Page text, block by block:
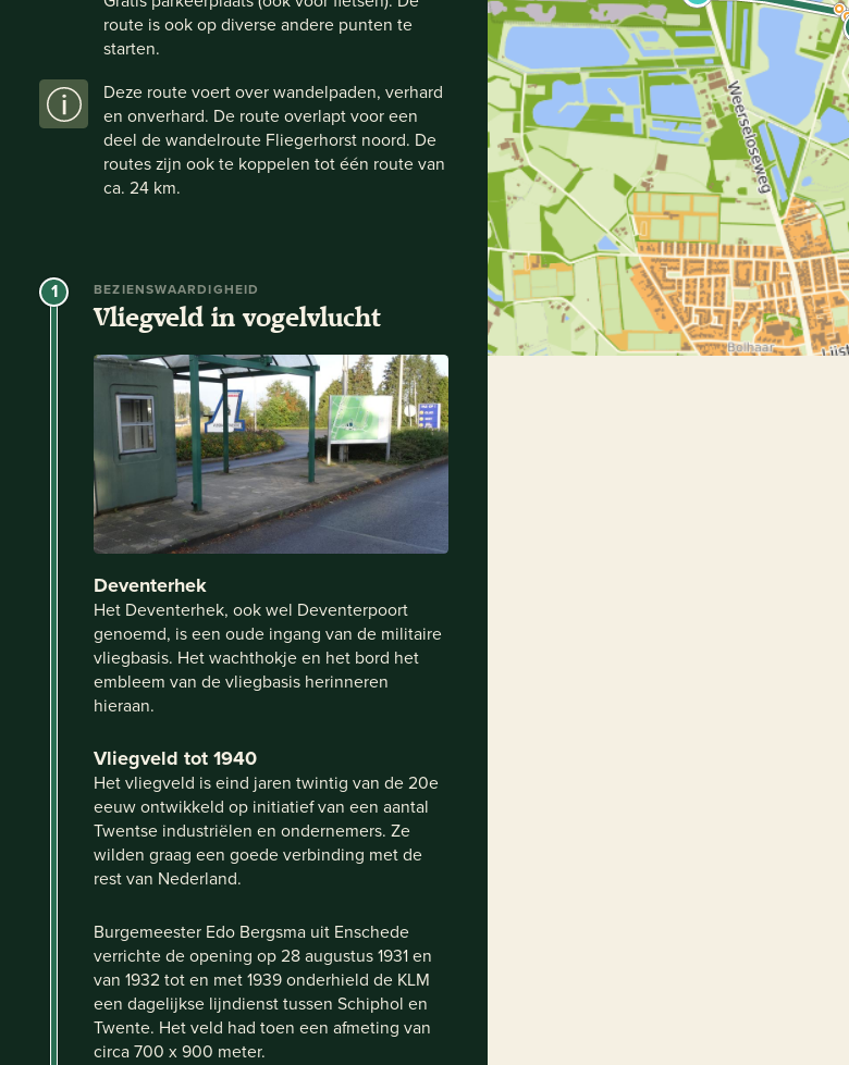
route is ook op diverse andere punten te
starten.
Deze route voert over wandelpaden, verhard
en onverhard. De route overlapt voor een
deel de wandelroute Fliegerhorst noord. De
routes zijn ook te koppelen tot één route van
ca. 24 km.
1 BEZIENSWAARDIGHEID
Vliegveld in vogelvlucht
Deventerhek
Het Deventerhek, ook wel Deventerpoort
genoemd, is een oude ingang van de militaire
vliegbasis. Het wachthokje en het bord het
embleem van de vliegbasis herinneren
hieraan.
Vliegveld tot 1940
Het vliegveld is eind jaren twintig van de 20e
eeuw ontwikkeld op initiatief van een aantal
Twentse industriëlen en ondernemers. Ze
wilden graag een goede verbinding met de
rest van Nederland.
Burgemeester Edo Bergsma uit Enschede
verrichte de opening op 28 augustus 1931 en
van 1932 tot en met 1939 onderhield de KLM
een dagelijkse lijndienst tussen Schiphol en
Twente. Het veld had toen een afmeting van
circa 700 x 900 meter.